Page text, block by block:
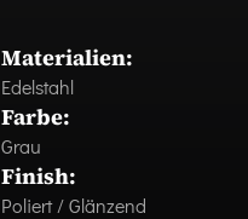
Materialien:
Edelstahl
Farbe:
Grau
Finish:
Poliert / Glänzend